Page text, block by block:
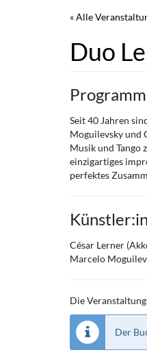
« Alle
Duo
Programm
Seit 40 Jahren
Moguilevsky und
Musik und Tango
einzigartiges
perfektes
César Lerner
Marcelo
Die
Der